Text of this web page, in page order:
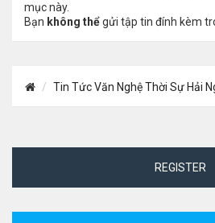
mục này.
Bạn không thểgửi tập tin đính kèm
Tin Tức Văn Nghệ Thời Sự Hải
REGISTER